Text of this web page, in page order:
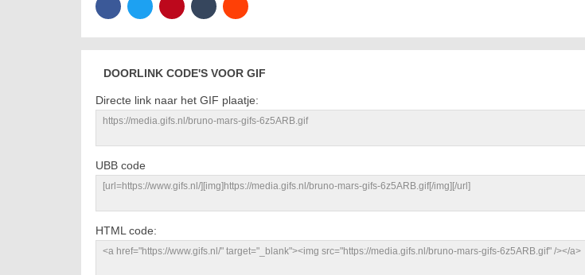
DOORLINK CODE'S VOOR GIF
Directe link naar het GIF plaatje:
UBB code
HTML code: